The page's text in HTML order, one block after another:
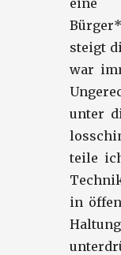
steigt
war
unter
teile
in